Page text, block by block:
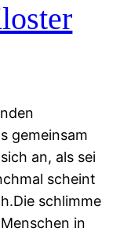
gemeinsam
an, als sei
scheint
schlimme
in